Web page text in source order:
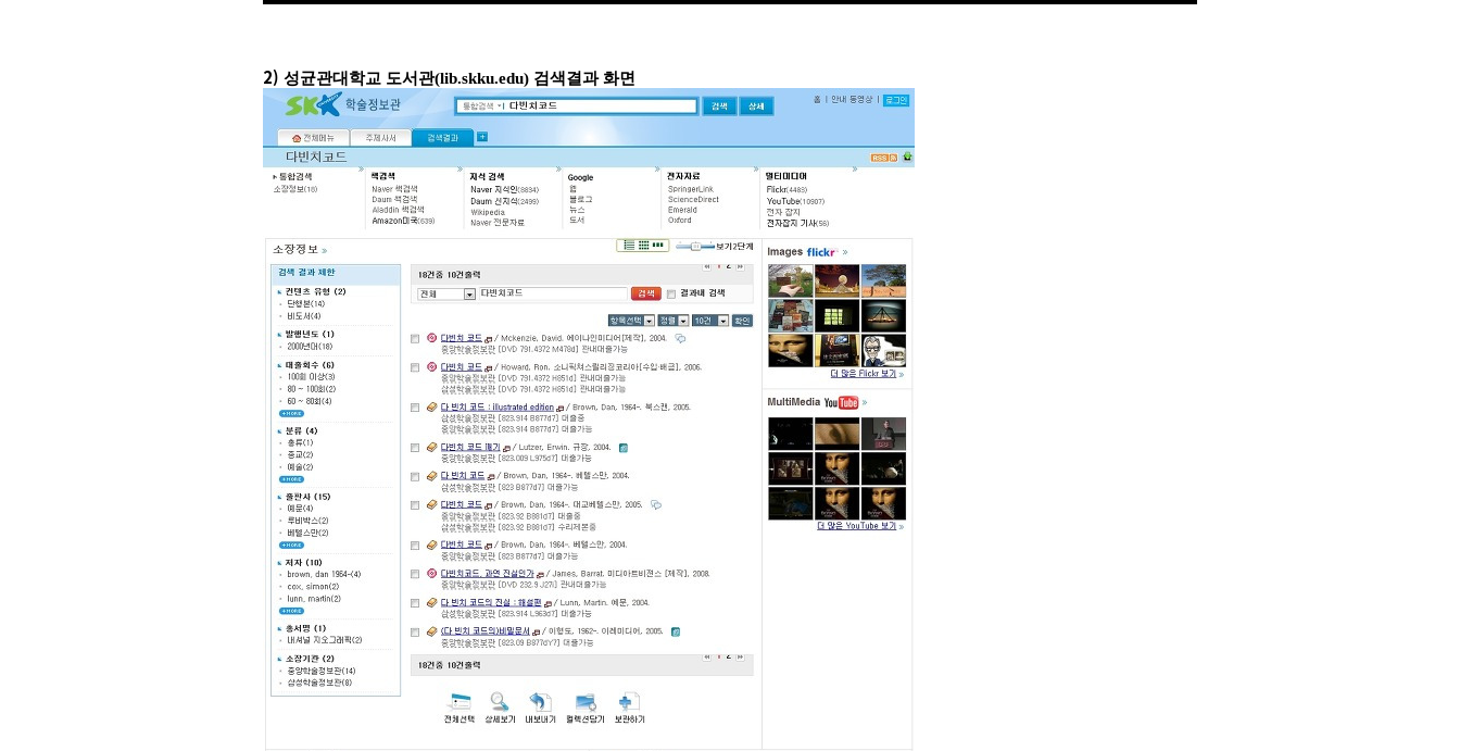
2) 성균관대학교 도서관(lib.skku.edu) 검색결과 화면